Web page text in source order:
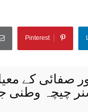
Pinterest
صفائی کے
وطنی